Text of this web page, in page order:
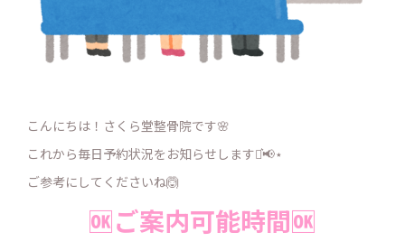
こんにちは！さくら堂整骨院です🌸
これから毎日予約状況をお知らせします⋆͛📢⋆
ご参考にしてくださいね🙆
🆗ご案内可能時間🆗